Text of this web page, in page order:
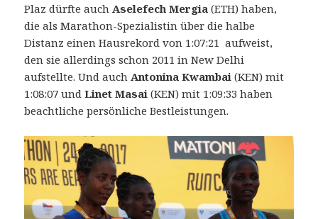
Plaz dürfte auch Aselefech Mergia (ETH) haben,
die als Marathon-Spezialistin über die halbe
Distanz einen Hausrekord von 1:07:21 aufweist,
den sie allerdings schon 2011 in New Delhi
aufstellte. Und auch Antonina Kwambai (KEN) mit
1:08:07 undLinet Masai (KEN) mit 1:09:33 haben
beachtliche persönliche Bestleistungen.